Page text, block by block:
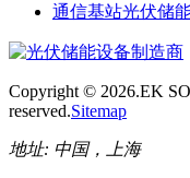
通信基站光伏储
Copyright © 2026.EK
reserved.Sitemap
地址: 中国，上海